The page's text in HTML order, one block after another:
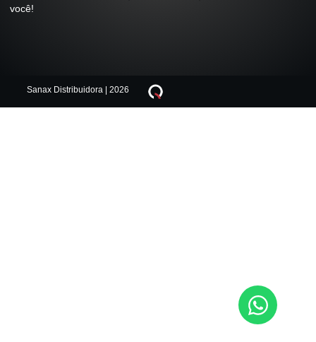
você!
Sanax Distribuidora | 2026